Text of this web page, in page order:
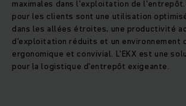
maximales dans l'exploitation de l'entrepôt.
pour les clients sont une utilisation
dans les allées étroites, une productivité
d'exploitation réduits et un environnement
ergonomique et convivial. L'EKX est une
pour la logistique d'entrepôt exigeante.